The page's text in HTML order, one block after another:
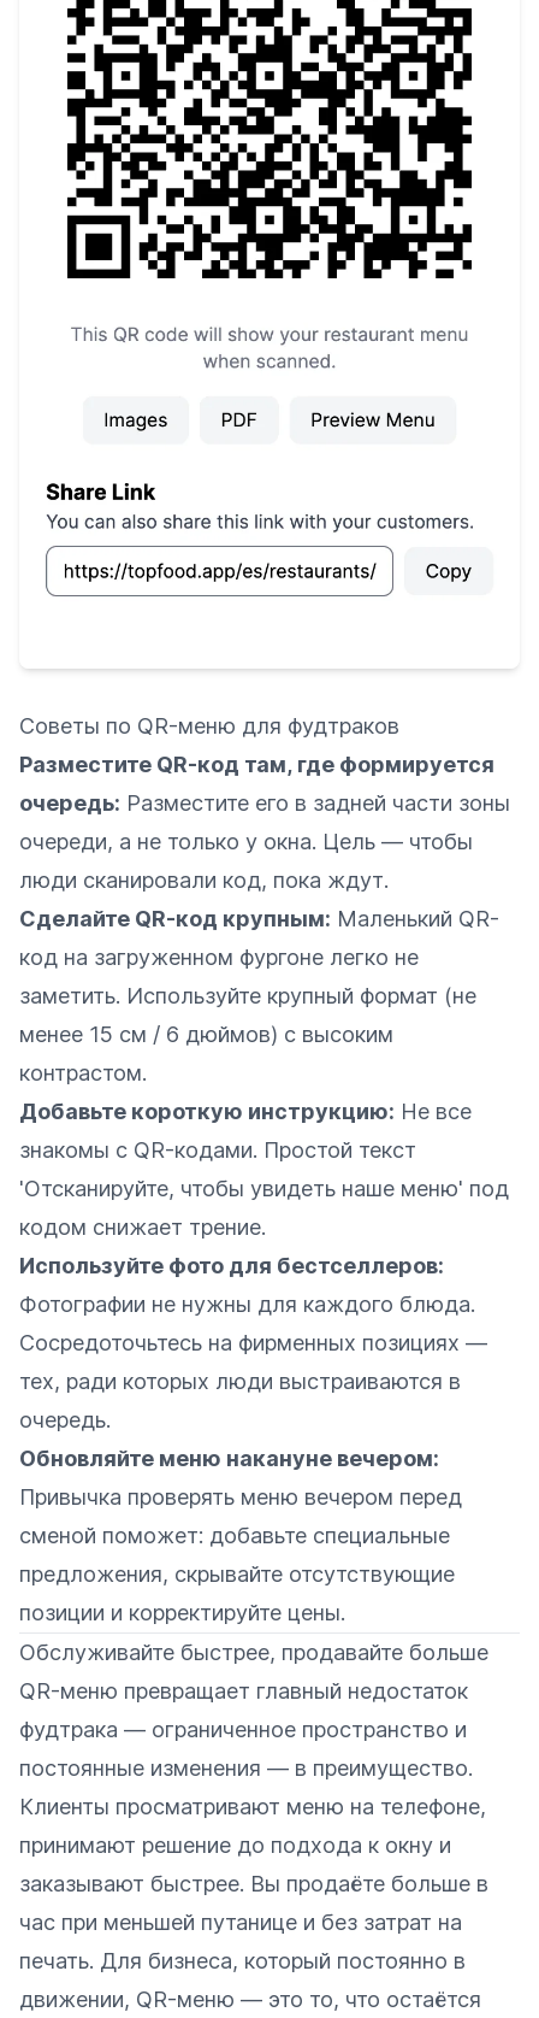
Советы по QR-меню для фудтраков
Разместите QR-код там, где формируется
очередь: Разместите его в задней части зоны
очереди, а не только у окна. Цель — чтобы
люди сканировали код, пока ждут.
Сделайте QR-код крупным: Маленький QR-
код на загруженном фургоне легко не
заметить. Используйте крупный формат (не
менее 15 см / 6 дюймов) с высоким
контрастом.
Добавьте короткую инструкцию: Не все
знакомы с QR-кодами. Простой текст
'Отсканируйте, чтобы увидеть наше меню' под
кодом снижает трение.
Используйте фото для бестселлеров:
Фотографии не нужны для каждого блюда.
Сосредоточьтесь на фирменных позициях —
тех, ради которых люди выстраиваются в
очередь.
Обновляйте меню накануне вечером:
Привычка проверять меню вечером перед
сменой поможет: добавьте специальные
предложения, скрывайте отсутствующие
позиции и корректируйте цены.
Обслуживайте быстрее, продавайте больше
QR-меню превращает главный недостаток
фудтрака — ограниченное пространство и
постоянные изменения — в преимущество.
Клиенты просматривают меню на телефоне,
принимают решение до подхода к окну и
заказывают быстрее. Вы продаёте больше в
час при меньшей путанице и без затрат на
печать. Для бизнеса, который постоянно в
движении, QR-меню — это то, что остаётся